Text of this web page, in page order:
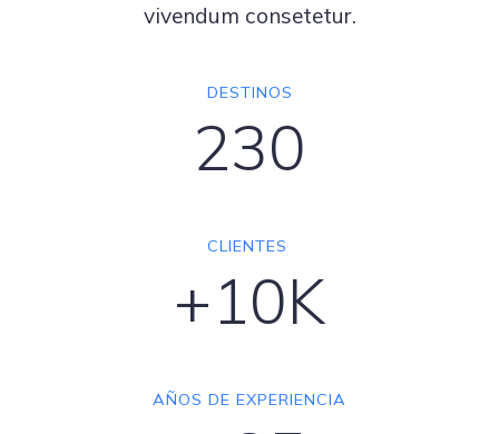
vivendum consetetur.
DESTINOS
230
CLIENTES
+10K
AÑOS DE EXPERIENCIA